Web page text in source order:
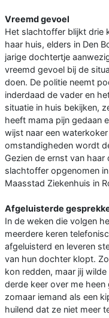
Vreemd gevoel
Het slachtoffer blijkt drie
haar huis, elders in Den
jarige dochtertje
vreemd gevoel bij de
doen. De politie neemt
inderdaad de vader en
situatie in huis bekijken,
heeft mama pijn gedaan
wijst naar een
omstandigheden wordt
Gezien de ernst van
slachtoffer opgenomen
Maasstad Ziekenhuis in
Afgeluisterde
In de weken die volgen
meerdere keren
afgeluisterd en leveren
van hun dochter klopt.
kon redden, maar jij
derde keer over me heen
zomaar iemand als een
huilend dat ze niet meer